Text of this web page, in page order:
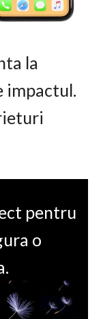
la
impactul.
pentru
o